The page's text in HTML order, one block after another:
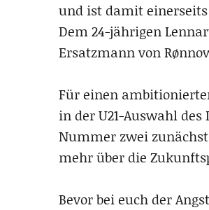
und ist damit
Dem 24-jährigen
Ersatzmann von
Für einen
in der U21-Auswahl
Nummer zwei
mehr über die
Bevor bei euch der